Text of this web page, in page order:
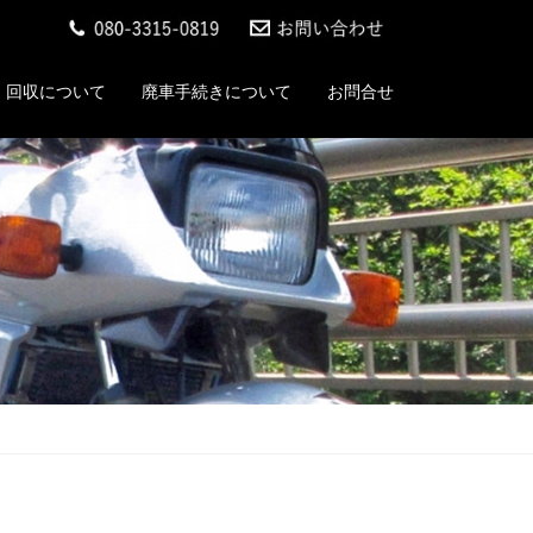
回収について 廃車手続きについて お問合せ